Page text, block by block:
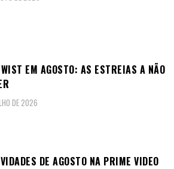
EM AGOSTO: AS ESTREIAS A NÃO
DE 2026
DE AGOSTO NA PRIME VIDEO